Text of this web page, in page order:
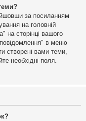
за посиланням
на головній
на сторінці вашого
в меню
створені вами теми,
необхідні поля.